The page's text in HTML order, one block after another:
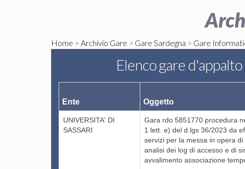
Home > Archivio Gare > Gare Sardegna > Gare
Elenco gare
Ente Oggetto
UNIVERSITA' DI
SASSARI
Gara rdo 5851770 procedura
1 lett. e) del d.lgs 36/2023 da
servizi per la messa in opera
analisi dei log di accesso e di
avvalimento associazione